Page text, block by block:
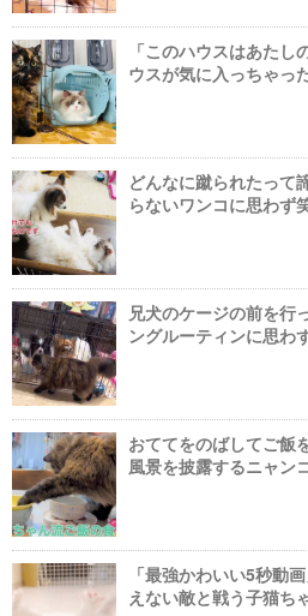
「このハウスはあた
ウスが気に入っちゃっ
どんなに蹴られたって
らないワンコに思わず
兄犬のケージの前を行
ングルーティンに思わ
おててをのばしてご
風景を披露するニャン
「最強かわいい5秒動
えない敵と戦う子猫ち